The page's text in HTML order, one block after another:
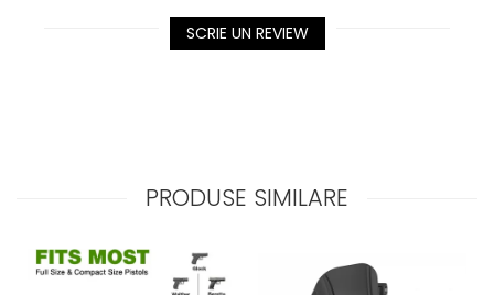
SCRIE UN REVIEW
PRODUSE SIMILARE